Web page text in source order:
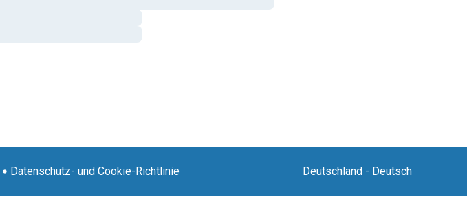
Datenschutz- und Cookie-Richtlinie Deutschland - Deutsch